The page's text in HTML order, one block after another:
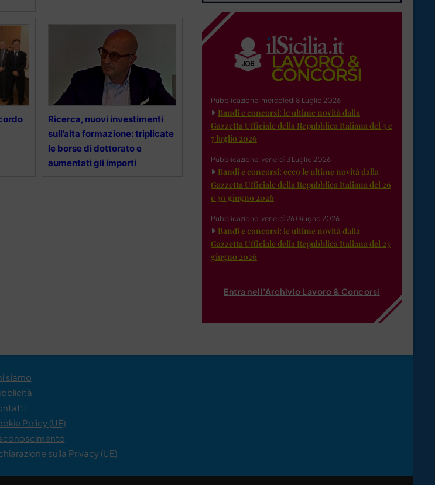
Ricerca, nuovi investimenti
sull’alta formazione: triplicate
le borse di dottorato e
aumentati gli importi
Pubblicazione: mercoledì 8 Luglio 2026
Bandi e concorsi: le ultime novità dalla
Gazzetta Ufficiale della Repubblica Italiana del 3 e
7 luglio 2026
Pubblicazione: venerdì 3 Luglio 2026
Bandi e concorsi: ecco le ultime novità dalla
Gazzetta Ufficiale della Repubblica Italiana del 26
e 30 giugno 2026
Pubblicazione: venerdì 26 Giugno 2026
Bandi e concorsi: le ultime novità dalla
Gazzetta Ufficiale della Repubblica Italiana del 23
giugno 2026
Entra nell'Archivio Lavoro & Concorsi
siamo
Policy (UE)
sulla Privacy (UE)